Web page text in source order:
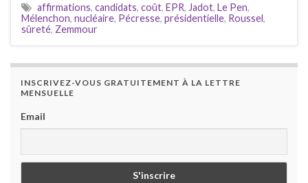
affirmations, candidats, coût, EPR, Jadot, Le Pen,
Mélenchon, nucléaire, Pécresse, présidentielle, Roussel,
sûreté, Zemmour
INSCRIVEZ-VOUS GRATUITEMENT À LA LETTRE
MENSUELLE
Email